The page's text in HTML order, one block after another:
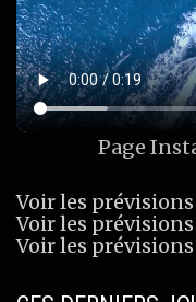
Page
Voir les
Voir les
Voir les